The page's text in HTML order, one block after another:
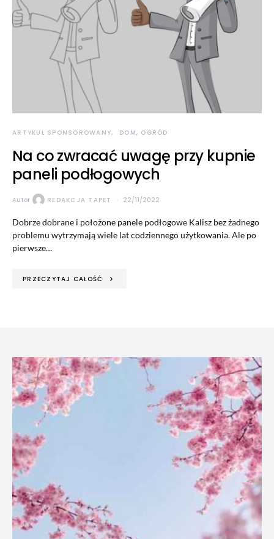
ARTYKUŁ SPONSOROWANY DOM, OGRÓD
Na co zwracać uwagę przy kupnie
paneli podłogowych
Autor REDAKCJA TAPET 22/11/2022
Dobrze dobrane i położone panele podłogowe Kalisz bez żadnego
problemu wytrzymają wiele lat codziennego użytkowania. Ale po
pierwsze…
PRZECZYTAJ CAŁOŚĆ